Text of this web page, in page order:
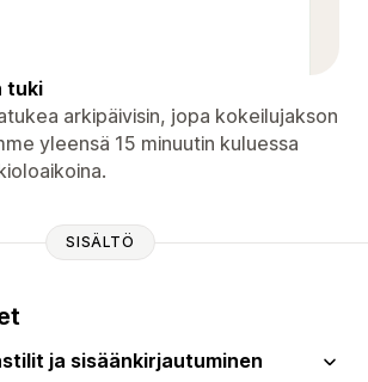
tuki
arkipäivisin, jopa kokeilujakson
yleensä 15 minuutin kuluessa
SISÄLTÖ
ja sisäänkirjautuminen